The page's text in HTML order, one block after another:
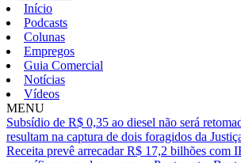
Início
Podcasts
Colunas
Empregos
Guia Comercial
Notícias
Vídeos
MENU
Subsídio de R$ 0,35 ao diesel não será
resultam na captura de dois foragidos da
Receita prevê arrecadar R$ 17,2 bilhões com